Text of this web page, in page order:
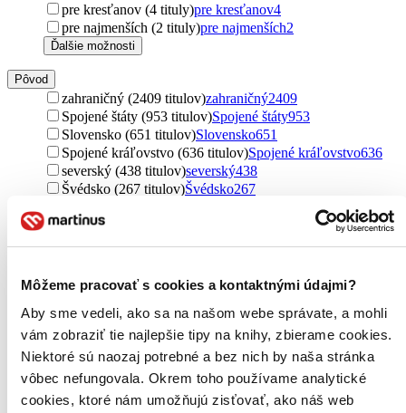
Môžeme pracovať s cookies a kontaktnými údajmi?
Aby sme vedeli, ako sa na našom webe správate, a mohli
vám zobraziť tie najlepšie tipy na knihy, zbierame cookies.
Niektoré sú naozaj potrebné a bez nich by naša stránka
vôbec nefungovala. Okrem toho používame analytické
cookies, ktoré nám umožňujú zisťovať, ako náš web
pre kresťanov (4 tituly)pre kresťanov4
pre najmenších (2 tituly)pre najmenších2
Ďalšie možnosti
Pôvod
zahraničný (2409 titulov)zahraničný2409
Spojené štáty (953 titulov)Spojené štáty953
Slovensko (651 titulov)Slovensko651
Spojené kráľovstvo (636 titulov)Spojené kráľovstvo636
severský (438 titulov)severský438
Švédsko (267 titulov)Švédsko267
Nórsko (118 titulov)
Francúzsko (100 titulov)Francúzsko100
Írsko (42 titulov)Írsko42
Kanada (39 titulov)
Austrália (37 titulov)Austrália37
Brazília (24 titulov)Brazília24
Island (18 titulov)Island18
Dánsko (18 titulov)
Dánsko
Fínsko (17 titulov)Fínsko17
Ukrajina (16 titulov)Ukrajina16